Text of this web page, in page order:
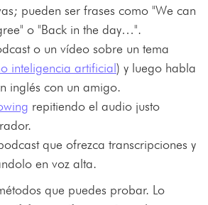
pueden ser frases como "We can
o "Back in the day…".
o un vídeo sobre un tema
inteligencia artificial) y luego habla
inglés con un amigo.
repitiendo el audio justo
que ofrezca transcripciones y
en voz alta.
que puedes probar. Lo